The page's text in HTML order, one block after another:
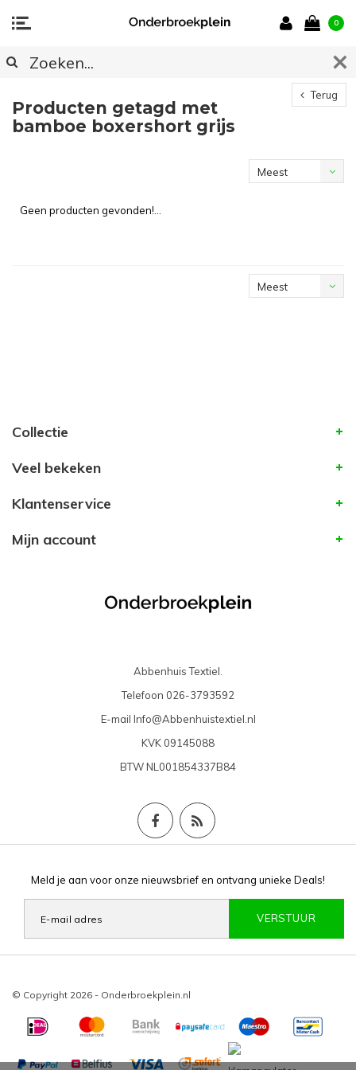
0
Terug
Producten getagd met
bamboe boxershort grijs
Meest
Geen producten gevonden!...
Meest
Collectie
Veel bekeken
Klantenservice
Mijn account
Abbenhuis Textiel.
Telefoon 026-3793592
E-mail Info@Abbenhuistextiel.nl
KVK 09145088
BTWNL001854337B84
Meld je aan voor onze nieuwsbrief en ontvang unieke Deals!
VERSTUUR
© Copyright 2026 - Onderbroekplein.nl